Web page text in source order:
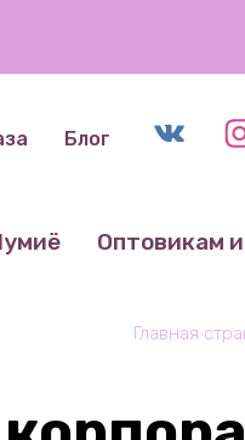
Блог
Оптовикам
Главная